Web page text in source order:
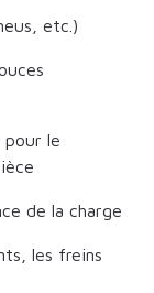
etc.)
le
de la charge
les freins